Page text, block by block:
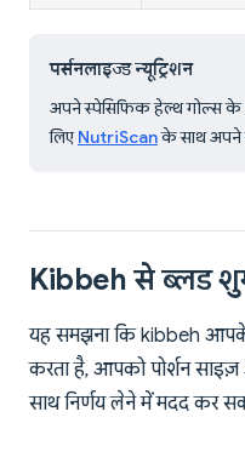
पर्सनलाइज्ड न्यूट्रिशन
अपने स्पेसिफिक हेल्थ गोल्स के
लिए NutriScanके साथ अपने
Kibbeh से ब्लड
यह समझना कि kibbeh
करता है, आपको पोर्शन
साथ निर्णय लेने में मदद कर